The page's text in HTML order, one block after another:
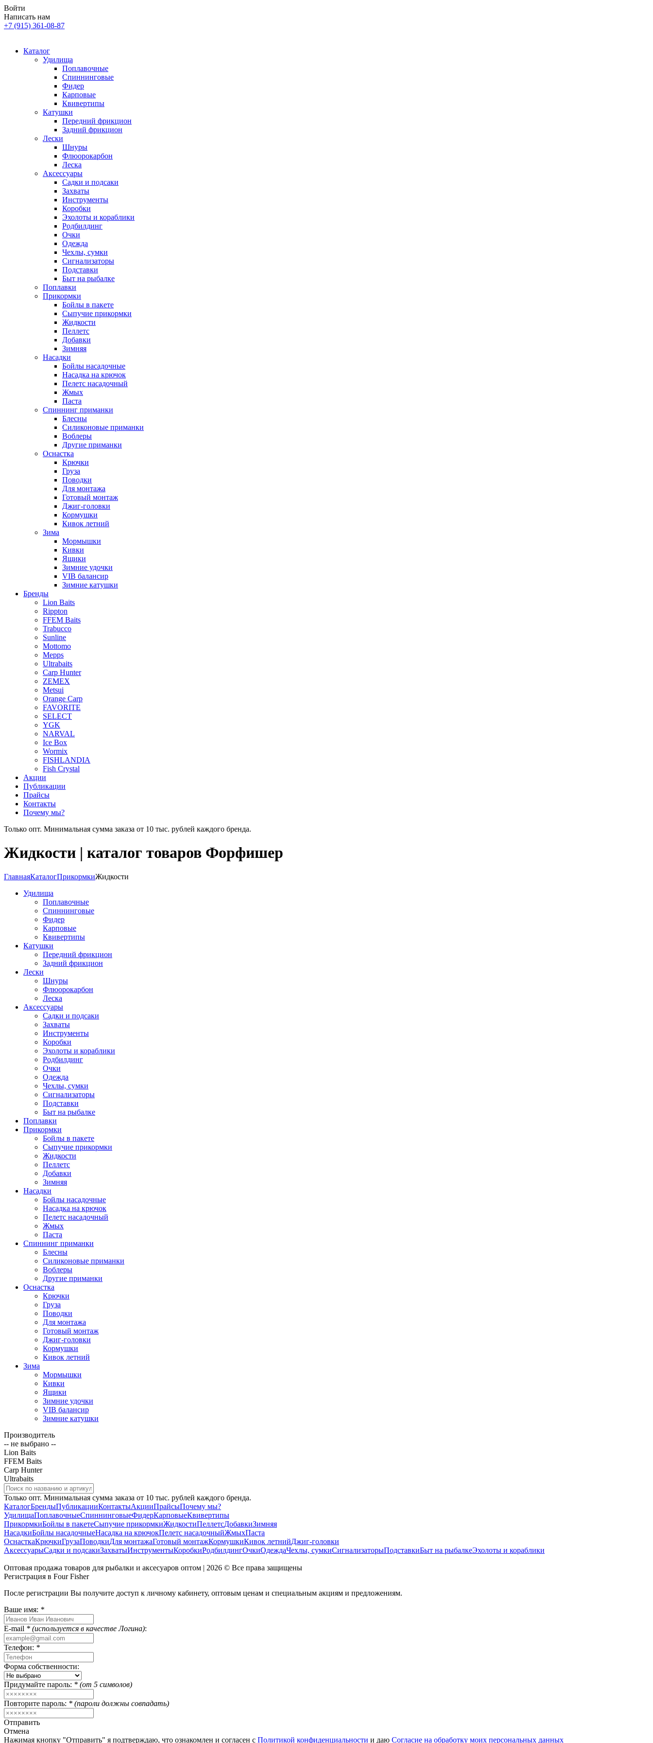
Войти
Написать нам
+7 (915) 361-08-87
Каталог
Удилища
Поплавочные
Спиннинговые
Фидер
Карповые
Квивертипы
Катушки
Передний фрикцион
Задний фрикцион
Лески
Шнуры
Флюорокарбон
Леска
Аксессуары
Садки и подсаки
Захваты
Инструменты
Коробки
Эхолоты и кораблики
Родбилдинг
Очки
Одежда
Чехлы, сумки
Сигнализаторы
Подставки
Быт на рыбалке
Поплавки
Прикормки
Бойлы в пакете
Сыпучие прикормки
Жидкости
Пеллетс
Добавки
Зимняя
Насадки
Бойлы насадочные
Насадка на крючок
Пелетс насадочный
Жмых
Паста
Спиннинг приманки
Блесны
Силиконовые приманки
Воблеры
Другие приманки
Оснастка
Крючки
Груза
Поводки
Для монтажа
Готовый монтаж
Джиг-головки
Кормушки
Кивок летний
Зима
Мормышки
Кивки
Ящики
Зимние удочки
VIB балансир
Зимние катушки
Бренды
Lion Baits
Rippton
FFEM Baits
Trabucco
Sunline
Mottomo
Mepps
Ultrabaits
Carp Hunter
ZEMEX
Metsui
Orange Carp
FAVORITE
SELECT
YGK
NARVAL
Ice Box
Wormix
FISHLANDIA
Fish Crystal
Акции
Публикации
Прайсы
Контакты
Почему мы?
Только опт. Минимальная сумма заказа от 10 тыс. рублей каждого бренда.
Жидкости | каталог товаров Форфишер
ГлавнаяКаталогПрикормкиЖидкости
Удилища
Поплавочные
Спиннинговые
Фидер
Карповые
Квивертипы
Катушки
Передний фрикцион
Задний фрикцион
Лески
Шнуры
Флюорокарбон
Леска
Аксессуары
Садки и подсаки
Захваты
Инструменты
Коробки
Эхолоты и кораблики
Родбилдинг
Очки
Одежда
Чехлы, сумки
Сигнализаторы
Подставки
Быт на рыбалке
Поплавки
Прикормки
Бойлы в пакете
Сыпучие прикормки
Жидкости
Пеллетс
Добавки
Зимняя
Насадки
Бойлы насадочные
Насадка на крючок
Пелетс насадочный
Жмых
Паста
Спиннинг приманки
Блесны
Силиконовые приманки
Воблеры
Другие приманки
Оснастка
Крючки
Груза
Поводки
Для монтажа
Готовый монтаж
Джиг-головки
Кормушки
Кивок летний
Зима
Мормышки
Кивки
Ящики
Зимние удочки
VIB балансир
Зимние катушки
Производитель
-- не выбрано --
Lion Baits
FFEM Baits
Carp Hunter
Ultrabaits
Только опт. Минимальная сумма заказа от 10 тыс. рублей каждого бренда.
КаталогБрендыПубликацииКонтактыАкцииПрайсыПочему мы?
УдилищаПоплавочныеСпиннинговыеФидерКарповыеКвивертипы
ПрикормкиБойлы в пакетеСыпучие прикормкиЖидкостиПеллетсДобавкиЗимняя
НасадкиБойлы насадочныеНасадка на крючокПелетс насадочныйЖмыхПаста
ОснасткаКрючкиГрузаПоводкиДля монтажаГотовый монтажКормушкиКивок летнийДжиг-головки
АксессуарыСадки и подсакиЗахватыИнструментыКоробкиРодбилдингОчкиОдеждаЧехлы, сумкиСигнализаторыПодставкиБыт на рыбалкеЭхолоты и кораблики
Оптовая продажа товаров для рыбалки и аксесуаров оптом | 2026 © Все права защищены
Регистрация в Four Fisher
После регистрации Вы получите доступ к личному кабинету, оптовым ценам и специальным акциям и предложениям.
Ваше имя: *
E-mail * (используется в качестве Логина):
Телефон: *
Форма собственности:
Придумайте пароль: * (от 5 символов)
Повторите пароль: * (пароли должны совпадать)
Отправить
Отмена
Нажимая кнопку "Отправить" я подтверждаю, что ознакомлен и согласен с Политикой конфиденциальности и даю Согласие на обработку моих персональных данных